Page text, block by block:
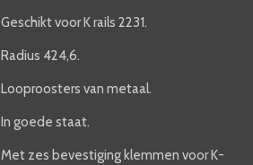
Geschikt voor K rails 2231.
Radius 424,6.
Looproosters van metaal.
In goede staat.
Met zes bevestiging klemmen voor K-